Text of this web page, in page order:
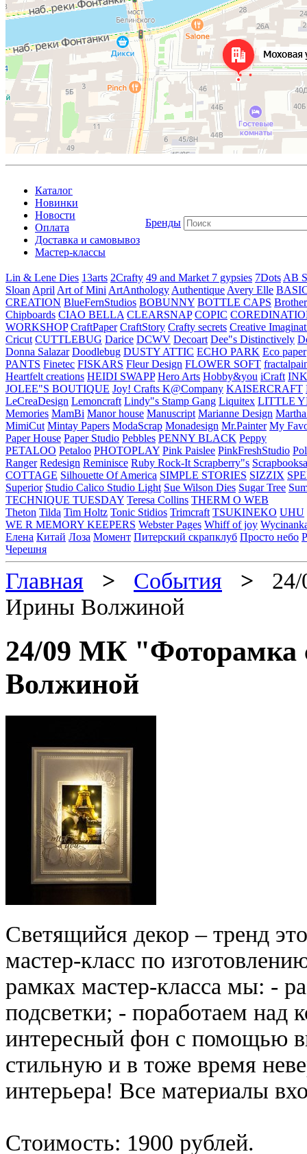
Каталог
Новинки
Новости
Оплата
Доставка и самовывоз
Мастер-классы
Бренды
Lin & Lene Dies 13arts 2Crafty 49 and Market 7 gypsies 7Dots AB
Sloan April Art of Mini ArtAnthology Authentique Avery Elle
CREATION BlueFernStudios BOBUNNY BOTTLE CAPS Brother
Chipboards CIAO BELLA CLEARSNAP COPIC
WORKSHOP CraftPaper CraftStory Crafty secrets Creative
Cricut CUTTLEBUG Darice DCWV Decoart Dee"s Distinctively
Donna Salazar Doodlebug DUSTY ATTIC ECHO PARK Eco paper
PANTS Finetec FISKARS Fleur Design FLOWER SOFT
Heartfelt creations HEIDI SWAPP Hero Arts Hobby&you iCraft
JOLEE"S BOUTIQUE Joy! Crafts K@Company KAISERCRAFT
LeCreaDesign Lemoncraft Lindy"s Stamp Gang Liquitex LITTLE
Memories MamBi Manor house Manuscript Marianne Design
MimiCut Mintay Papers ModaScrap Monadesign Mr.Painter My
Paper House Paper Studio Pebbles PENNY BLACK Peppy
PETALOO Petaloo PHOTOPLAY Pink Paislee PinkFreshStudio
Ranger Redesign Reminisce Ruby Rock-It Scrapberry"s
COTTAGE Silhouette Of America SIMPLE STORIES SIZZIX
Superior Studio Calico Studio Light Sue Wilson Dies Sugar Tree
TECHNIQUE TUESDAY Teresa Collins THERM O WEB
Theton Tilda Tim Holtz Tonic Stidios Trimcraft TSUKINEKO UHU
WE R MEMORY KEEPERS Webster Pages Whiff of joy
Елена Китай Лоза Момент Питерский скрапклуб Просто небо
Черешня
Главная > События > 24/
Ирины Волжиной
24/09 МК "Фоторамка
Волжиной
Светящийся декор – тренд
мастер-класс по
рамках мастер-класса мы: -
подсветки; - поработаем над
интересный фон с помощью
стильную и в тоже время
интерьера! Все материалы
Стоимость: 1900 рублей.